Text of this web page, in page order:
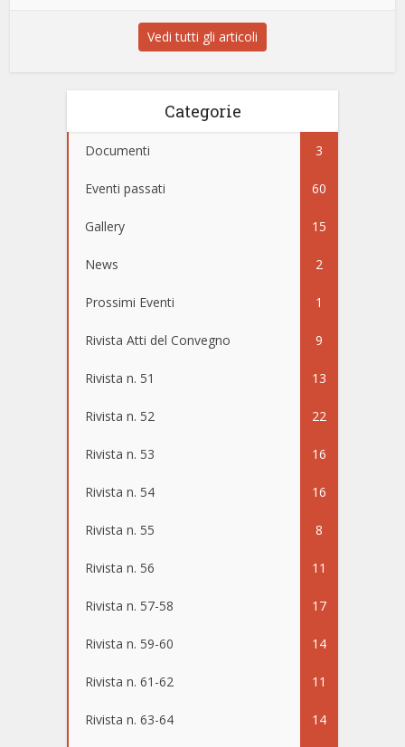
Vedi tutti gli articoli
Categorie
Documenti 3
Eventi passati 60
Gallery 15
News 2
Prossimi Eventi 1
Rivista Atti del Convegno 9
Rivista n. 51 13
Rivista n. 52 22
Rivista n. 53 16
Rivista n. 54 16
Rivista n. 55 8
Rivista n. 56 11
Rivista n. 57-58 17
Rivista n. 59-60 14
Rivista n. 61-62 11
Rivista n. 63-64 14